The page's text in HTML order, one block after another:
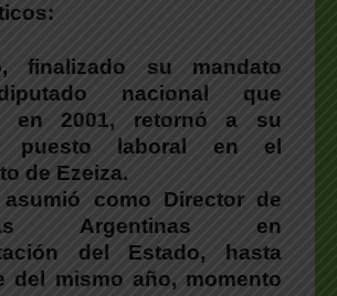
finalizado su mandato
nacional que
en 2001, retornó a su
puesto laboral en el
de Ezeiza.
como Director de
Argentinas en
del Estado, hasta
del mismo año, momento